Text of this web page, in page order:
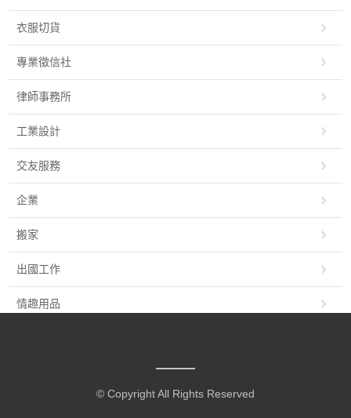
衣服切貨
專業徵信社
律師事務所
工業設計
交友服務
企業
搬家
出國工作
情趣用品
© Copyright All Rights Reserved